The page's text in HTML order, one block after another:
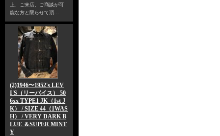
上、ご来店、ご商談が可
能な方と限らせて頂…
(2)1946〜1952's LEV
I'S（リーバイス） 50
6xx TYPE1 JK（1st J
K） / SIZE 44（1WAS
H） / VERY DARK B
LUE ＆SUPER MINT
Y